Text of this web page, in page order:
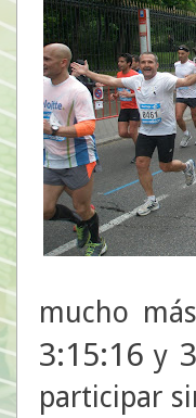
mucho
3:15:16 y
participar